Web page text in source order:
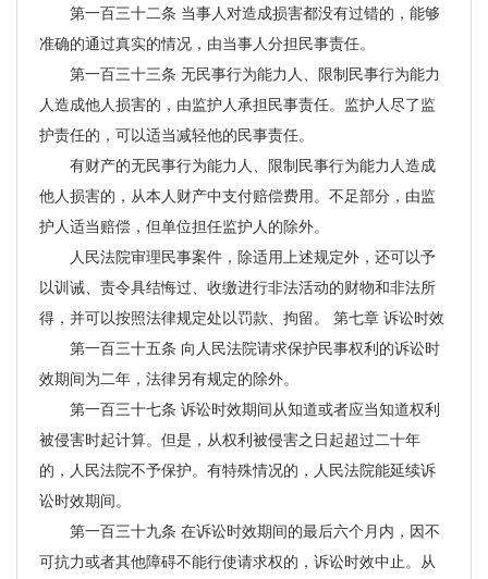
第一百三十二条 当事人对造成损害都没有过错的，能够
准确的通过真实的情况，由当事人分担民事责任。
第一百三十三条 无民事行为能力人、限制民事行为能力
人造成他人损害的，由监护人承担民事责任。监护人尽了监
护责任的，可以适当减轻他的民事责任。
有财产的无民事行为能力人、限制民事行为能力人造成
他人损害的，从本人财产中支付赔偿费用。不足部分，由监
护人适当赔偿，但单位担任监护人的除外。
人民法院审理民事案件，除适用上述规定外，还可以予
以训诫、责令具结悔过、收缴进行非法活动的财物和非法所
得，并可以按照法律规定处以罚款、拘留。 第七章 诉讼时效
第一百三十五条 向人民法院请求保护民事权利的诉讼时
效期间为二年，法律另有规定的除外。
第一百三十七条 诉讼时效期间从知道或者应当知道权利
被侵害时起计算。但是，从权利被侵害之日起超过二十年
的，人民法院不予保护。有特殊情况的，人民法院能延续诉
讼时效期间。
第一百三十九条 在诉讼时效期间的最后六个月内，因不
可抗力或者其他障碍不能行使请求权的，诉讼时效中止。从